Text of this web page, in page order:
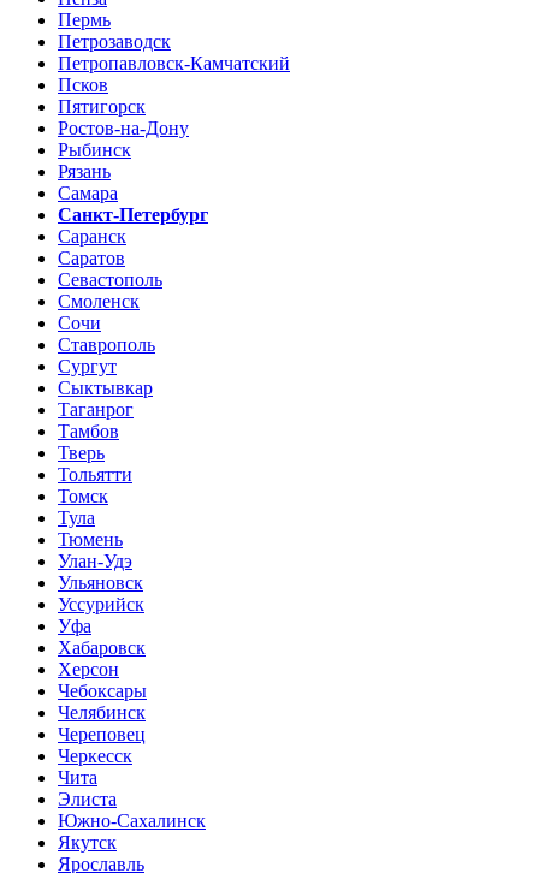
Пермь
Петрозаводск
Петропавловск-Камчатский
Псков
Пятигорск
Ростов-на-Дону
Рыбинск
Рязань
Самара
Санкт-Петербург
Саранск
Саратов
Севастополь
Смоленск
Сочи
Ставрополь
Сургут
Сыктывкар
Таганрог
Тамбов
Тверь
Тольятти
Томск
Тула
Тюмень
Улан-Удэ
Ульяновск
Уссурийск
Уфа
Хабаровск
Херсон
Чебоксары
Челябинск
Череповец
Черкесск
Чита
Элиста
Южно-Сахалинск
Якутск
Ярославль